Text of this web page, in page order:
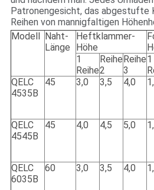
Patronengesicht, das abgestufte
Reihen von mannigfaltigen
Modell Naht-
Länge
Heftklammer-
Höhe
1
Reihe
Reihe
2
Reihe
3
1
QELC
4535B
45 3,0 3,5 4,0
QELC
4545B
45 4,0 4,5 5,0
QELC
6035B
60 3,0 3,5 4,0